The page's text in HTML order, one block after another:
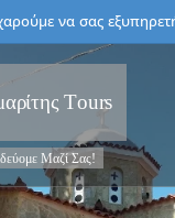
να σας
Τours
Μαζί Σας!